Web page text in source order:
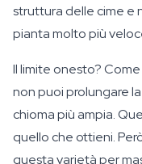
struttura delle cime e
pianta molto più
Il limite onesto?
non puoi prolungare
chioma più ampia.
quello che ottieni.
questa varietà per